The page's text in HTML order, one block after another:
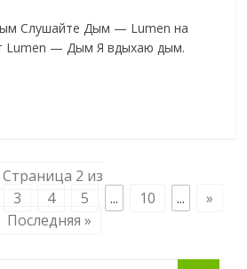
Слушайте Дым — Lumen на
Lumen — Дым Я вдыхаю дым.
Страница 2 из
3 4 5 ... 10 ...
»
Последняя »